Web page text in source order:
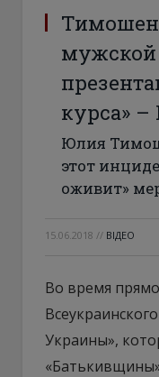
мужской
курса»
Юлия
этот
оживит»
15.06.2018 // ВІДЕО
Во время
Украины»,